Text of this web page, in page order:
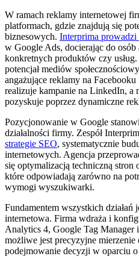
W ramach reklamy internetowej
platformach, gdzie znajdują się
biznesowych. Interprima prowadzi
w Google Ads, docierając do
konkretnych produktów czy
potencjał mediów
angażujące reklamy na
realizuje kampanie na LinkedIn, a
pozyskuje poprzez dynamiczne
Pozycjonowanie w Google
działalności firmy. Zespół
strategie SEO, systematycznie
internetowych. Agencja
się optymalizacją techniczną
które odpowiadają zarówno na
wymogi wyszukiwarki.
Fundamentem wszystkich działań
internetowa. Firma wdraża i
Analytics 4, Google Tag
możliwe jest precyzyjne
podejmowanie decyzji w oparciu